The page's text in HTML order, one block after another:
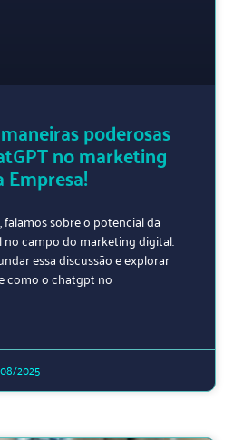
poderosas
no marketing
falamos sobre o potencial da
campo do marketing digital.
essa discussão e explorar
como o chatgpt no
2025